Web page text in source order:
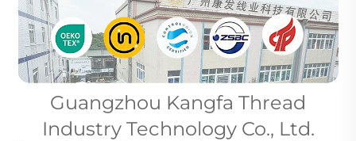
Guangzhou Kangfa Thread
Industry Technology Co., Ltd.